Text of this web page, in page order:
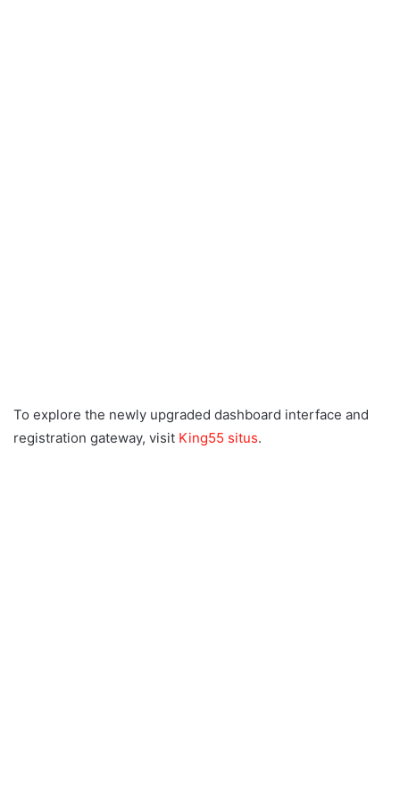
To explore the newly upgraded dashboard interface and
registration gateway, visit King55 situs.